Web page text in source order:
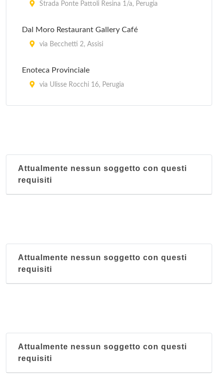
Strada Ponte Pattoli Resina 1/a, Perugia
Dal Moro Restaurant Gallery Café
via Becchetti 2, Assisi
Enoteca Provinciale
via Ulisse Rocchi 16, Perugia
via Borgo San Pietro 18/b, Assisi
Attualmente nessun soggetto con questi
requisiti
Attualmente nessun soggetto con questi
requisiti
Attualmente nessun soggetto con questi
requisiti